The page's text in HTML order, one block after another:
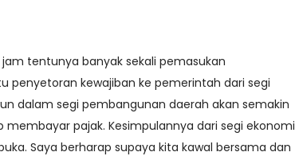
tentunya banyak sekali pemasukan
penyetoran kewajiban ke pemerintah dari segi
dalam segi pembangunan daerah akan semakin
pajak. Kesimpulannya dari segi ekonomi
Saya berharap supaya kita kawal bersama dan